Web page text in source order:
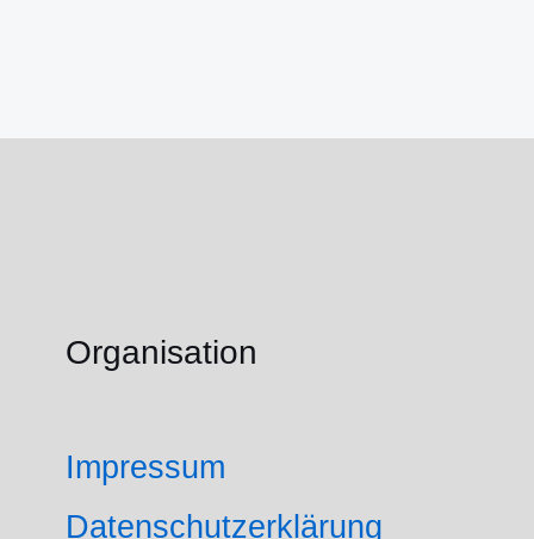
Organisation
Impressum
Datenschutzerklärung